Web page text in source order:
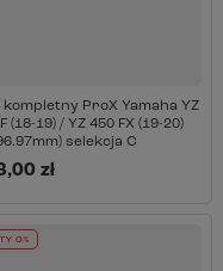
kompletny ProX Yamaha YZ
(18-19) / YZ 450 FX (19-20)
selekcja C
zł
0%